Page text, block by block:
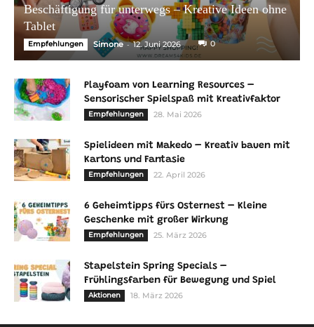
Beschäftigung für unterwegs – Kreative Ideen ohne
Tablet
Empfehlungen Simone - 12. Juni 2026 0
Playfoam von Learning Resources –
Sensorischer Spielspaß mit Kreativfaktor
Empfehlungen 28. Mai 2026
Spielideen mit Makedo – Kreativ bauen mit
Kartons und Fantasie
Empfehlungen 22. April 2026
6 Geheimtipps fürs Osternest – Kleine
Geschenke mit großer Wirkung
Empfehlungen 25. März 2026
Stapelstein Spring Specials –
Frühlingsfarben für Bewegung und Spiel
Aktionen 18. März 2026